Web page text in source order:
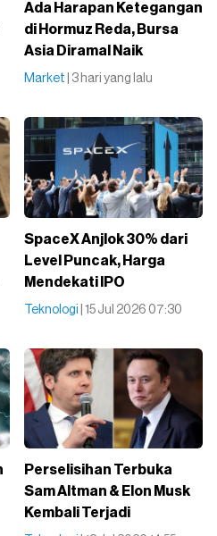
Ada Harapan Ketegangan
di Hormuz Reda, Bursa
Asia Diramal Naik
Market | 3 hari yang lalu
SpaceX Anjlok 30% dari
Level Puncak, Harga
Mendekati IPO
Teknologi | 15 Jul 2026 07:30
Perselisihan Terbuka
Sam Altman & Elon Musk
Kembali Terjadi